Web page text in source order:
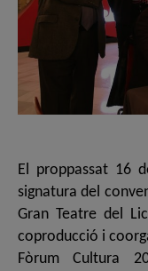
El proppassat 16
signatura del
Gran Teatre del
coproducció i
Fòrum Cultura